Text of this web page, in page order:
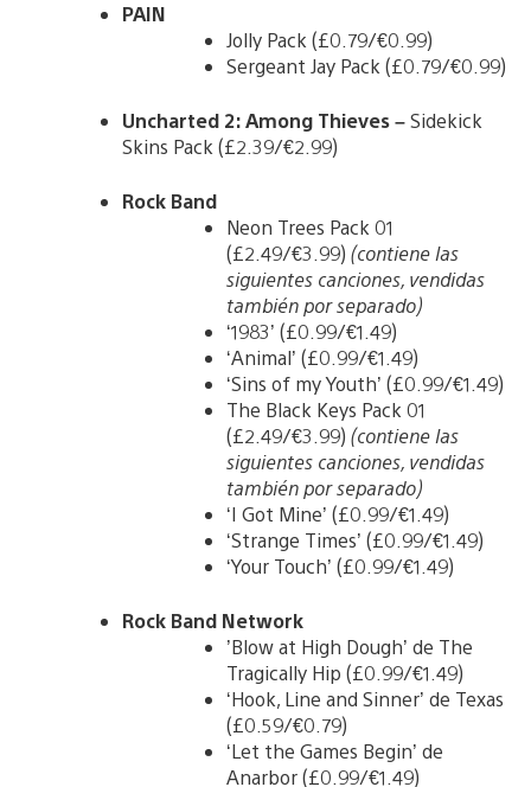
PAIN
Jolly Pack (£0.79/€0.99)
Sergeant Jay Pack (£0.79/€0.99)
Uncharted 2: Among Thieves –Sidekick
Skins Pack (£2.39/€2.99)
Rock Band
Neon Trees Pack 01
(£2.49/€3.99) (contiene las
siguientes canciones, vendidas
también por separado)
‘1983’ (£0.99/€1.49)
‘Animal’ (£0.99/€1.49)
‘Sins of my Youth’ (£0.99/€1.49)
The Black Keys Pack 01
(£2.49/€3.99) (contiene las
siguientes canciones, vendidas
también por separado)
‘I Got Mine’ (£0.99/€1.49)
‘Strange Times’ (£0.99/€1.49)
‘Your Touch’ (£0.99/€1.49)
Rock Band Network
’Blow at High Dough’ de The
Tragically Hip (£0.99/€1.49)
‘Hook, Line and Sinner’ de Texas
(£0.59/€0.79)
‘Let the Games Begin’ de
Anarbor (£0.99/€1.49)